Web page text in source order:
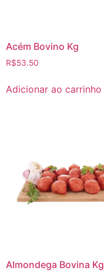
Acém Bovino Kg
R$53.50
Adicionar ao carrinho
Almondega Bovina Kg